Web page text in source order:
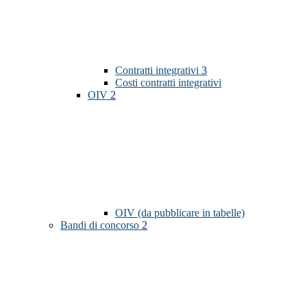
Contratti integrativi 3
Costi contratti integrativi
OIV 2
OIV (da pubblicare in tabelle)
Bandi di concorso 2